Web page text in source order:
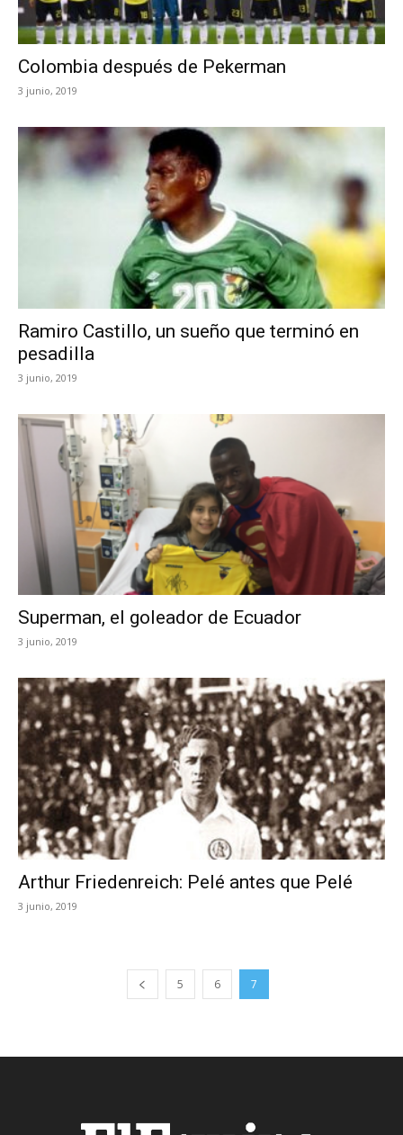
Colombia después de Pekerman
3 junio, 2019
Ramiro Castillo, un sueño que terminó en
pesadilla
3 junio, 2019
Superman, el goleador de Ecuador
3 junio, 2019
Arthur Friedenreich: Pelé antes que Pelé
3 junio, 2019
5 6 7